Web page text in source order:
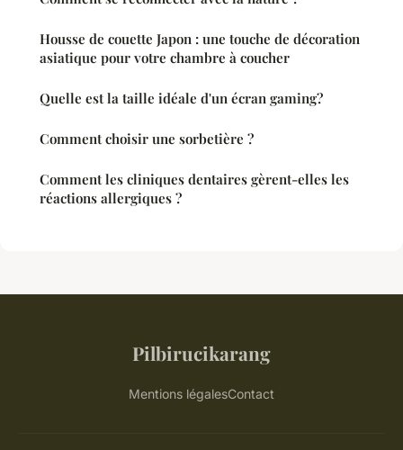
Housse de couette Japon : une touche de décoration
asiatique pour votre chambre à coucher
Quelle est la taille idéale d'un écran gaming?
Comment choisir une sorbetière ?
Comment les cliniques dentaires gèrent-elles les
réactions allergiques ?
Pilbirucikarang
Mentions légalesContact